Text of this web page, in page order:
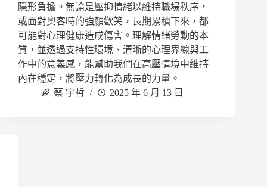
隱形負擔。無論是壓抑情緒以維持職場秩序，
或面對奧客時的強顏歡笑，長期累積下來，都
可能對心理健康造成傷害。理解情緒勞動的本
質，並透過支持性環境、清晰的心理界線與工
作中的意義感，能幫助我們在高壓情境中維持
內在穩定，將壓力轉化為成長的力量。
蔡 宇哲
2025 年 6 月 13 日